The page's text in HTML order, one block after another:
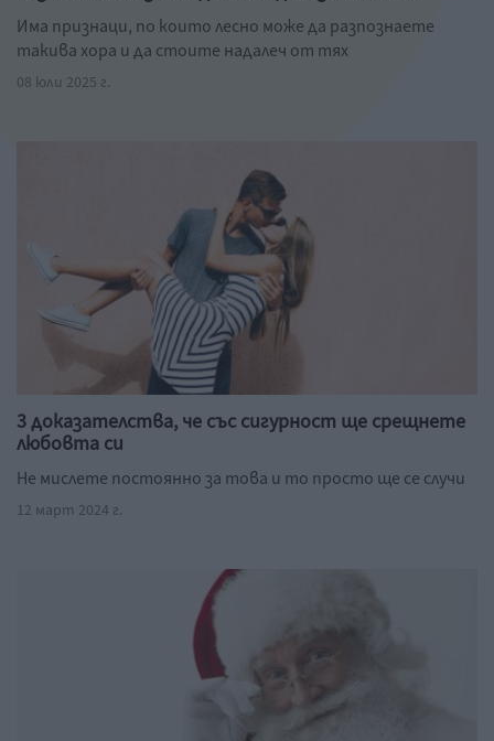
Има признаци, по които лесно може да разпознаете
такива хора и да стоите надалеч от тях
08 юли 2025 г.
3 доказателства, че със сигурност ще срещнете
любовта си
Не мислете постоянно за това и то просто ще се случи
12 март 2024 г.